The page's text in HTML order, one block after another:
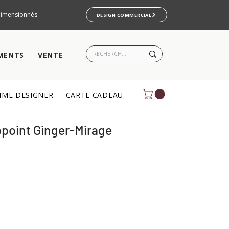
DESIGN COMMERCIAL
VENTE
DESIGNER CARTE CADEAU
Ginger-Mirage